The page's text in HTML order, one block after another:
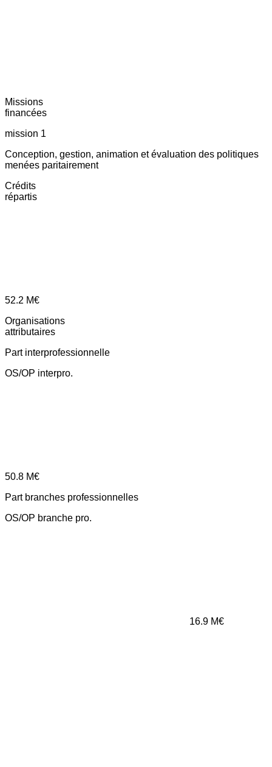
Missions
financées
mission 1
Conception, gestion, animation et évaluation des politiques
menées paritairement
Crédits
répartis
52.2 M€
Organisations
attributaires
Part interprofessionnelle
OS/OP interpro.
50.8 M€
Part branches professionnelles
OS/OP branche pro.
16.9 M€